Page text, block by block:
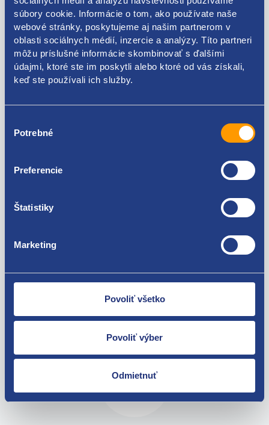
súbory cookie. Informácie o tom, ako používate naše
webové stránky, poskytujeme aj našim partnerom v
oblasti sociálnych médií, inzercie a analýzy. Títo partneri
môžu príslušné informácie skombinovať s ďalšími
údajmi, ktoré ste im poskytli alebo ktoré od vás získali,
keď ste používali ich služby.
súhlasu
Potrebné
Preferencie
Štatistiky
Marketing
Povoliť všetko
Povoliť výber
Odmietnuť
Kódy produktov
Tovar môžete vrátiť do 60 dní od
zakúpenia. Alebo vám pošleme náhradu.